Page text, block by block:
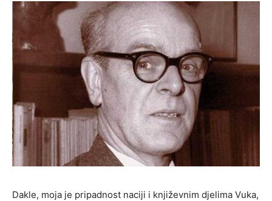
Dakle, moja je pripadnost naciji i književnim djelima Vuka,